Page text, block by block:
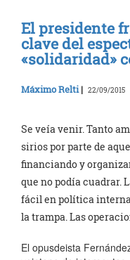
El presidente
clave del
«solidaridad»
Máximo Relti| 22/09/2015
Se veía venir. Tanto
sirios por parte de
financiando y
que no podía cuadrar.
fácil en política
la trampa. Las
El opusdeista